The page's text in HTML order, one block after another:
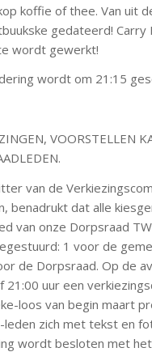
koffie of thee. Van uit
gedateerd! Carry
wordt gewerkt!
wordt om 21:15
VOORSTELLEN
van de
benadrukt dat alle
van onze Dorpsraad
1 voor de
de Dorpsraad. Op de
21:00 uur een
loos van begin maart
leden zich met tekst en
wordt besloten met